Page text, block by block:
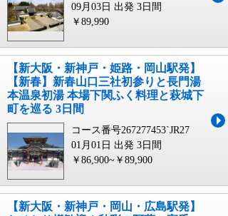
09月03日 出発 3日間
￥89,990
【新大阪・新神戸・姫路・岡山駅発】
【新春】新春山口三社初参りと長門湯
本温泉初湯 本場下関ふく料理と萩城下
町を巡る 3日間
コース番号267277453`JR27
01月01日 出発 3日間
￥86,900~￥89,900
【新大阪・新神戸・岡山・広島駅発】